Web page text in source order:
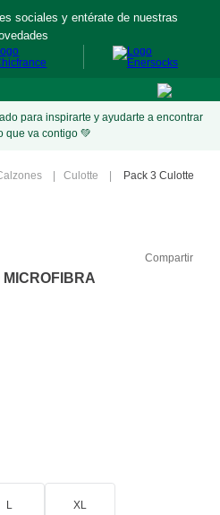
sociales y entérate de nuestras
para inspirarte y ayudarte a encontrar
que va contigo 💚
Culotte
Pack 3 Culotte
Compartir
L XL